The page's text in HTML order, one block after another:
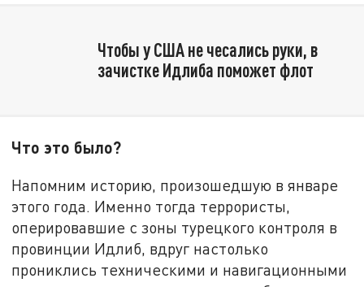
Чтобы у США не чесались руки, в
зачистке Идлиба поможет флот
Что это было?
Напомним историю, произошедшую в январе
этого года. Именно тогда террористы,
оперировавшие с зоны турецкого контроля в
провинции Идлиб, вдруг настолько
прониклись техническими и навигационными